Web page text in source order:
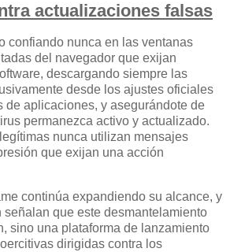
actualizaciones falsas
confiando nunca en las ventanas
del navegador que exijan
descargando siempre las
desde los ajustes oficiales
de aplicaciones, y asegurándote de
permanezca activo y actualizado.
nunca utilizan mensajes
que exijan una acción
continúa expandiendo su alcance, y
señalan que este desmantelamiento
sino una plataforma de lanzamiento
dirigidas contra los